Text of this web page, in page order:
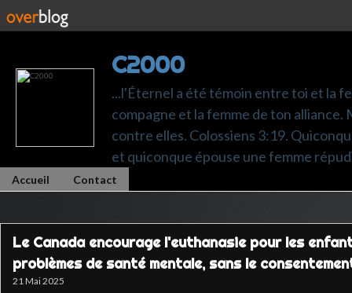
C2000
...l'Éternel a été témoin entre toi et la
compagne et la femme de ton alliance.
contre elles. Colossiens 3:19.
et quiconque épouse une femme
Accueil Contact
Le Canada encourage l'euthanasie pour les
problèmes de santé mentale, sans le
21 Mai 2025